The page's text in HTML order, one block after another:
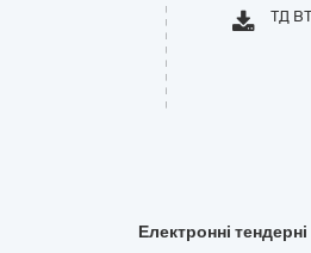
ТД
Електронні